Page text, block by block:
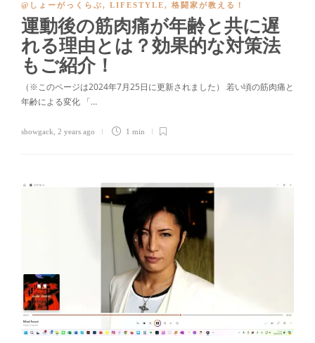
@しょーがっくらぶ, LIFESTYLE, 格闘家が教える！
運動後の筋肉痛が年齢と共に遅
れる理由とは？効果的な対策法
もご紹介！
（※このページは2024年7月25日に更新されました） 若い頃の筋肉痛と
年齢による変化 「…
showgack 2 years ago 1 min